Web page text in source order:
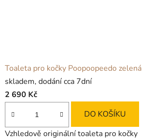
Toaleta pro kočky Poopoopeedo zelená
skladem, dodání cca 7dní
2 690 Kč
DO KOŠÍKU
Vzhledově originální toaleta pro kočky